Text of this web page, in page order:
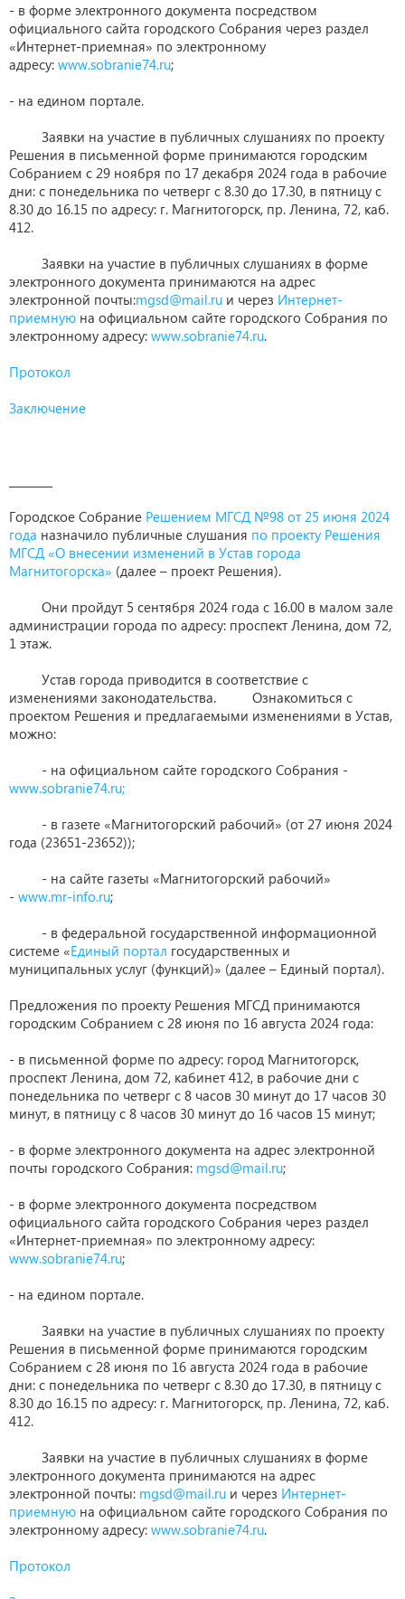
- в форме электронного документа посредством
официального сайта городского Собрания через раздел
«Интернет-приемная» по электронному
адресу: www.sobranie74.ru;
- на едином портале.
Заявки на участие в публичных слушаниях по проекту
Решения в письменной форме принимаются городским
Собранием с 29 ноября по 17 декабря 2024 года в рабочие
дни: с понедельника по четверг с 8.30 до 17.30, в пятницу с
8.30 до 16.15 по адресу: г. Магнитогорск, пр. Ленина, 72, каб.
412.
Заявки на участие в публичных слушаниях в форме
электронного документа принимаются на адрес
электронной почты:mgsd@mail.ru и через Интернет-
приемную на официальном сайте городского Собрания по
электронному адресу: www.sobranie74.ru.
Протокол
Заключение
Городское Собрание Решением МГСД №98 от 25 июня 2024
года назначило публичные слушания по проекту Решения
МГСД «О внесении изменений в Устав города
Магнитогорска» (далее – проект Решения).
Они пройдут 5 сентября 2024 года с 16.00 в малом зале
администрации города по адресу: проспект Ленина, дом 72,
1 этаж.
Устав города приводится в соответствие с
изменениями законодательства. Ознакомиться с
проектом Решения и предлагаемыми изменениями в Устав,
можно:
- на официальном сайте городского Собрания -
www.sobranie74.ru;
- в газете «Магнитогорский рабочий» (от 27 июня 2024
года (23651-23652));
- на сайте газеты «Магнитогорский рабочий»
- www.mr-info.ru;
- в федеральной государственной информационной
системе «Единый портал государственных и
муниципальных услуг (функций)» (далее – Единый портал).
Предложения по проекту Решения МГСД принимаются
городским Собранием с 28 июня по 16 августа 2024 года:
- в письменной форме по адресу: город Магнитогорск,
проспект Ленина, дом 72, кабинет 412, в рабочие дни с
понедельника по четверг с 8 часов 30 минут до 17 часов 30
минут, в пятницу с 8 часов 30 минут до 16 часов 15 минут;
- в форме электронного документа на адрес электронной
почты городского Собрания: mgsd@mail.ru;
- в форме электронного документа посредством
официального сайта городского Собрания через раздел
«Интернет-приемная» по электронному адресу:
www.sobranie74.ru;
- на едином портале.
Заявки на участие в публичных слушаниях по проекту
Решения в письменной форме принимаются городским
Собранием с 28 июня по 16 августа 2024 года в рабочие
дни: с понедельника по четверг с 8.30 до 17.30, в пятницу с
8.30 до 16.15 по адресу: г. Магнитогорск, пр. Ленина, 72, каб.
412.
Заявки на участие в публичных слушаниях в форме
электронного документа принимаются на адрес
электронной почты: mgsd@mail.ru и через Интернет-
приемную на официальном сайте городского Собрания по
электронному адресу: www.sobranie74.ru.
Протокол